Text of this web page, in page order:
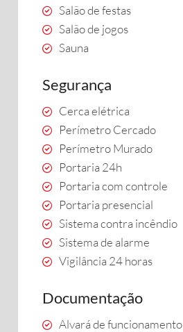
Salão de festas
Salão de jogos
Sauna
Segurança
Cerca elétrica
Perímetro Cercado
Perímetro Murado
Portaria 24h
Portaria com controle
Portaria presencial
Sistema contra incêndio
Sistema de alarme
Vigilância 24 horas
Documentação
Alvará de funcionamento